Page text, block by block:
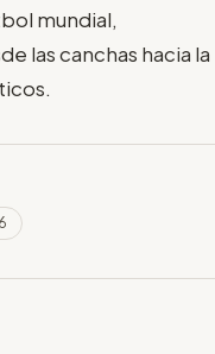
mundial,
las canchas hacia la